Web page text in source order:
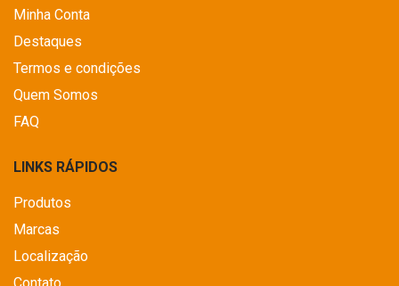
Minha Conta
Destaques
Termos e condições
Quem Somos
FAQ
LINKS RÁPIDOS
Produtos
Marcas
Localização